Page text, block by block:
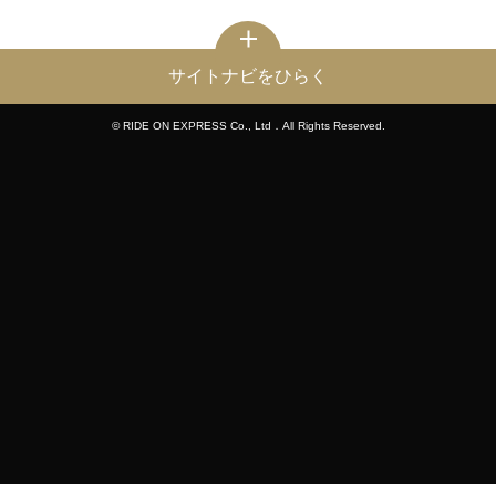
サイトナビをひらく
© RIDE ON EXPRESS Co., Ltd．All Rights Reserved.